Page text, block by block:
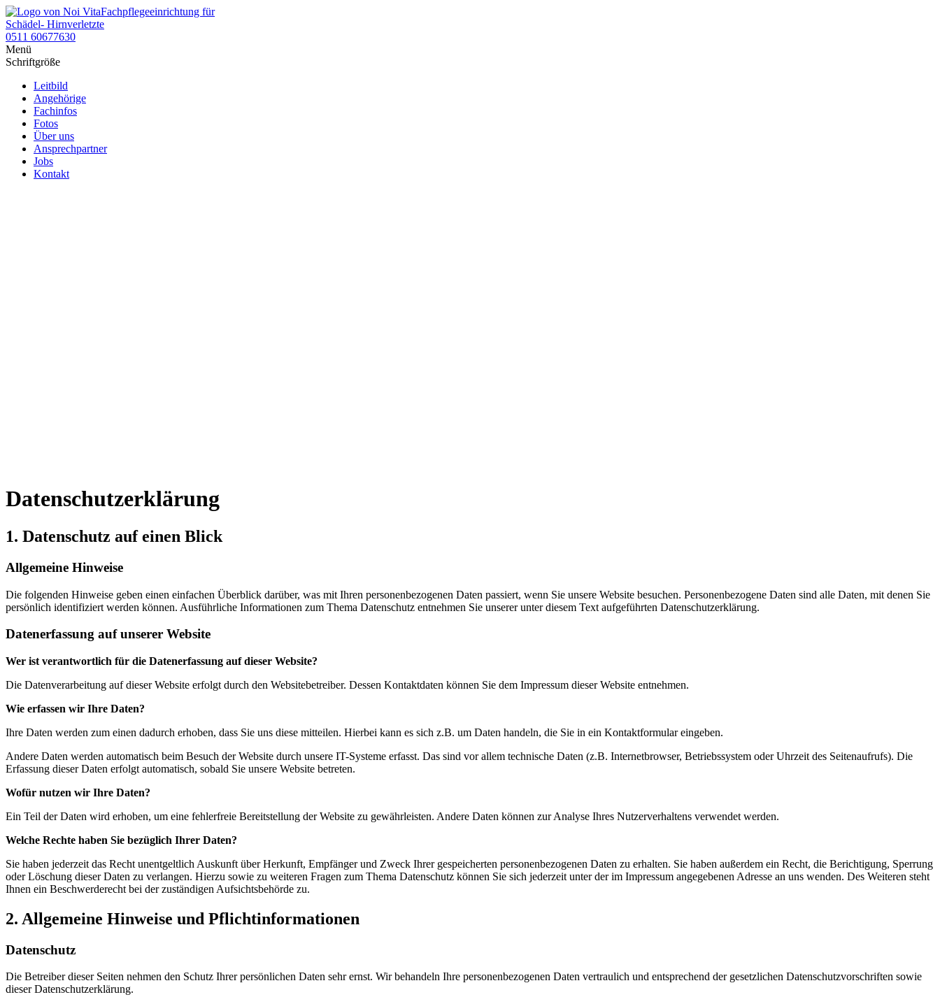
Fachpflegeeinrichtung für
Schädel- Hirnverletzte
0511 60677630
Menü
Schriftgröße
Leitbild
Angehörige
Fachinfos
Fotos
Über uns
Ansprechpartner
Jobs
Kontakt
Datenschutzerklärung
1. Datenschutz auf einen Blick
Allgemeine Hinweise
Die folgenden Hinweise geben einen einfachen Überblick darüber, was mit Ihren personenbezogenen Daten passiert, wenn Sie unsere Website besuchen. Personenbezogene Daten sind alle Daten, mit denen Sie
persönlich identifiziert werden können. Ausführliche Informationen zum Thema Datenschutz entnehmen Sie unserer unter diesem Text aufgeführten Datenschutzerklärung.
Datenerfassung auf unserer Website
Wer ist verantwortlich für die Datenerfassung auf dieser Website?
Die Datenverarbeitung auf dieser Website erfolgt durch den Websitebetreiber. Dessen Kontaktdaten können Sie dem Impressum dieser Website entnehmen.
Wie erfassen wir Ihre Daten?
Ihre Daten werden zum einen dadurch erhoben, dass Sie uns diese mitteilen. Hierbei kann es sich z.B. um Daten handeln, die Sie in ein Kontaktformular eingeben.
Andere Daten werden automatisch beim Besuch der Website durch unsere IT-Systeme erfasst. Das sind vor allem technische Daten (z.B. Internetbrowser, Betriebssystem oder Uhrzeit des Seitenaufrufs). Die
Erfassung dieser Daten erfolgt automatisch, sobald Sie unsere Website betreten.
Wofür nutzen wir Ihre Daten?
Ein Teil der Daten wird erhoben, um eine fehlerfreie Bereitstellung der Website zu gewährleisten. Andere Daten können zur Analyse Ihres Nutzerverhaltens verwendet werden.
Welche Rechte haben Sie bezüglich Ihrer Daten?
Sie haben jederzeit das Recht unentgeltlich Auskunft über Herkunft, Empfänger und Zweck Ihrer gespeicherten personenbezogenen Daten zu erhalten. Sie haben außerdem ein Recht, die Berichtigung, Sperrung
oder Löschung dieser Daten zu verlangen. Hierzu sowie zu weiteren Fragen zum Thema Datenschutz können Sie sich jederzeit unter der im Impressum angegebenen Adresse an uns wenden. Des Weiteren steht
Ihnen ein Beschwerderecht bei der zuständigen Aufsichtsbehörde zu.
2. Allgemeine Hinweise und Pflichtinformationen
Datenschutz
Die Betreiber dieser Seiten nehmen den Schutz Ihrer persönlichen Daten sehr ernst. Wir behandeln Ihre personenbezogenen Daten vertraulich und entsprechend der gesetzlichen Datenschutzvorschriften sowie
dieser Datenschutzerklärung.